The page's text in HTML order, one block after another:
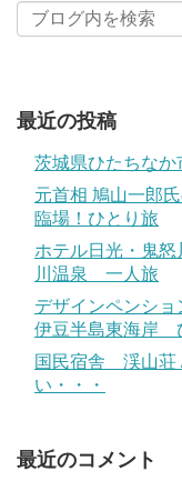
最近の投稿
茨城県ひたちなか
元首相 鳩山一郎
臨場！ひとり旅
ホテル日光・鬼
川温泉 一人旅
デザインペンシ
伊豆半島東海岸
国民宿舎 渓山荘
い・・・
最近のコメント